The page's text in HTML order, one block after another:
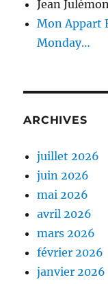
Jean
Mon Appart
Monday…
ARCHIVES
juillet 2026
juin 2026
mai 2026
avril 2026
mars 2026
février 2026
janvier 2026